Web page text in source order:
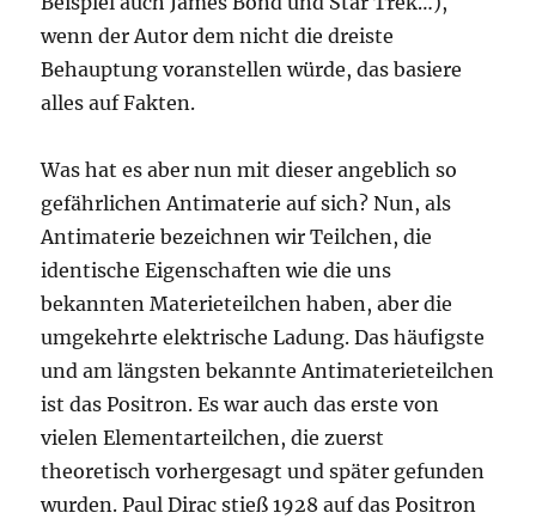
wenn der Autor dem nicht die dreiste
Behauptung voranstellen würde, das basiere
alles auf Fakten.
Was hat es aber nun mit dieser angeblich so
gefährlichen Antimaterie auf sich? Nun, als
Antimaterie bezeichnen wir Teilchen, die
identische Eigenschaften wie die uns
bekannten Materieteilchen haben, aber die
umgekehrte elektrische Ladung. Das häufigste
und am längsten bekannte Antimaterieteilchen
ist das Positron. Es war auch das erste von
vielen Elementarteilchen, die zuerst
theoretisch vorhergesagt und später gefunden
wurden. Paul Dirac stieß 1928 auf das Positron